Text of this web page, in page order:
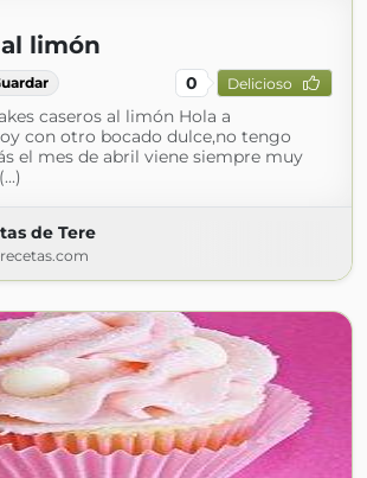
limón
0 Delicioso
caseros al limón Hola a
con otro bocado dulce,no tengo
el mes de abril viene siempre muy
de Tere